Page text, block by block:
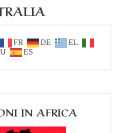
FR DE
EL
ES
IN AFRICA